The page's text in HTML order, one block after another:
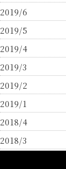
2019/6
2019/5
2019/4
2019/3
2019/2
2019/1
2018/4
2018/3